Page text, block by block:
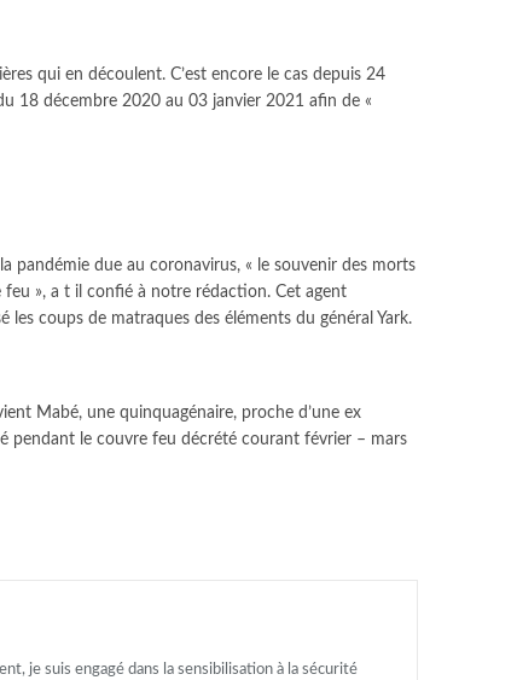
qui en découlent. C’est encore le cas depuis 24
18 décembre 2020 au 03 janvier 2021 afin de «
pandémie due au coronavirus, « le souvenir des morts
feu », a t il confié à notre rédaction. Cet agent
coups de matraques des éléments du général Yark.
Mabé, une quinquagénaire, proche d’une ex
pendant le couvre feu décrété courant février – mars
je suis engagé dans la sensibilisation à la sécurité